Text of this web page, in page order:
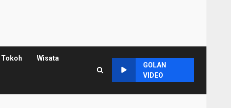
Tokoh Wisata
GOLAN
VIDEO